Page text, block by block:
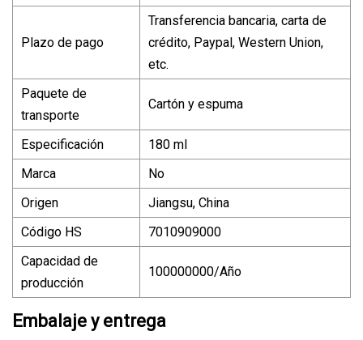
Plazo de pago
Transferencia bancaria, carta de
crédito, Paypal, Western Union,
etc.
Paquete de
transporte
Cartón y espuma
Especificación
180 ml
Marca
No
Origen
Jiangsu, China
Código HS
7010909000
Capacidad de
producción
100000000/Año
Embalaje y entrega